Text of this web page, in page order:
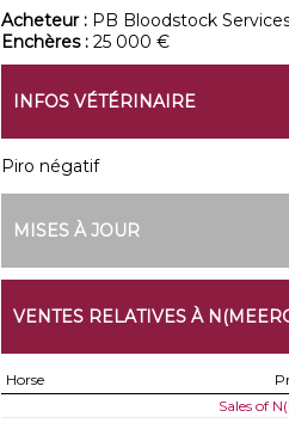
Acheteur : PB Bloodstock
Enchères : 25 000 €
INFOS VÉTÉRINAIRE
Piro négatif
MISES À JOUR
VENTES RELATIVES À
Horse
Sales of